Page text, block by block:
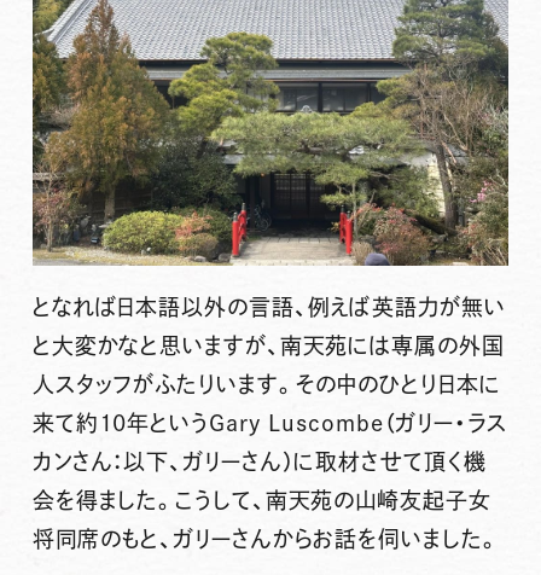
となれば日本語以外の言語、例えば英語力が無い
と大変かなと思いますが、南天苑には専属の外国
人スタッフがふたりいます。その中のひとり日本に
来て約10年というGary Luscombe（ガリー・ラス
カンさん：以下、ガリーさん）に取材させて頂く機
会を得ました。こうして、南天苑の山崎友起子女
将同席のもと、ガリーさんからお話を伺いました。